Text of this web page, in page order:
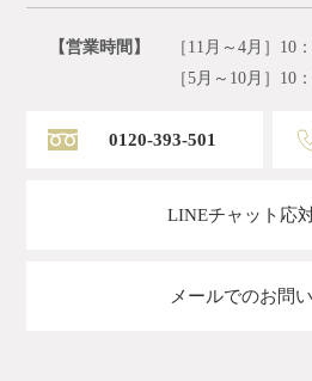
【営業時間】
［11月～4月］10
［5月～10月］10
0120-393-501
LINEチャット応
メールでのお問